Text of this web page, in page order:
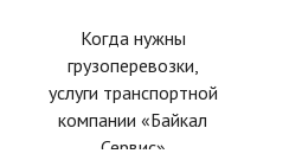
Когда нужны
грузоперевозки,
услуги транспортной
компании «Байкал
Сервис»